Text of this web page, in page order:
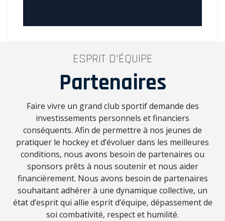
ESPRIT D'ÉQUIPE
Partenaires
Faire vivre un grand club sportif demande des
investissements personnels et financiers
conséquents. Afin de permettre à nos jeunes de
pratiquer le hockey et d’évoluer dans les meilleures
conditions, nous avons besoin de partenaires ou
sponsors prêts à nous soutenir et nous aider
financièrement. Nous avons besoin de partenaires
souhaitant adhérer à une dynamique collective, un
état d’esprit qui allie esprit d’équipe, dépassement de
soi combativité, respect et humilité.